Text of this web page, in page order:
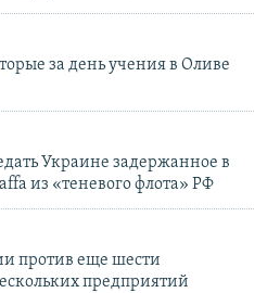
за день учения в Оливе
Украине задержанное в
из «теневого флота» РФ
против еще шести
предприятий